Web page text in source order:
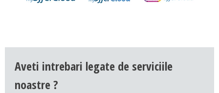
Aveti intrebari legate de serviciile
noastre ?